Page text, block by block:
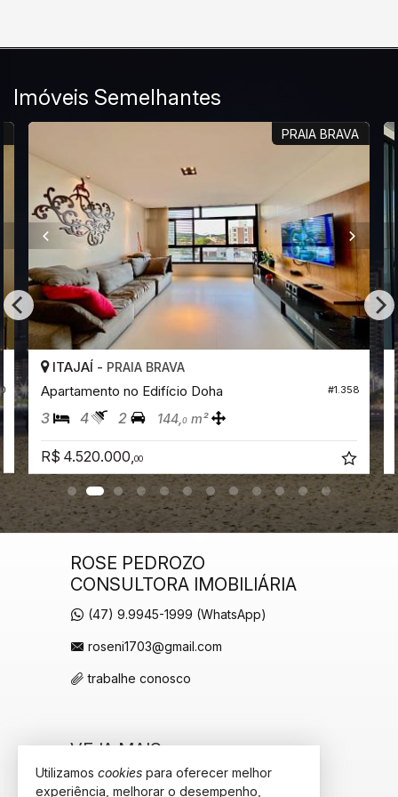
Imóveis Semelhantes
PRAIA BRAVA
#1.358
ITAJAÍ - PRAIA BRAVA
Apartamento no Edifício Doha
3 4 2 144,0 m²
R$ 4.520.000,00
ROSE PEDROZO
CONSULTORA IMOBILIÁRIA
(47) 9.9945-1999 (WhatsApp)
roseni1703@gmail.com
trabalhe conosco
VEJA MAIS
receba nosso newsletter
Utilizamos cookies para oferecer melhor
experiência, melhorar o desempenho,